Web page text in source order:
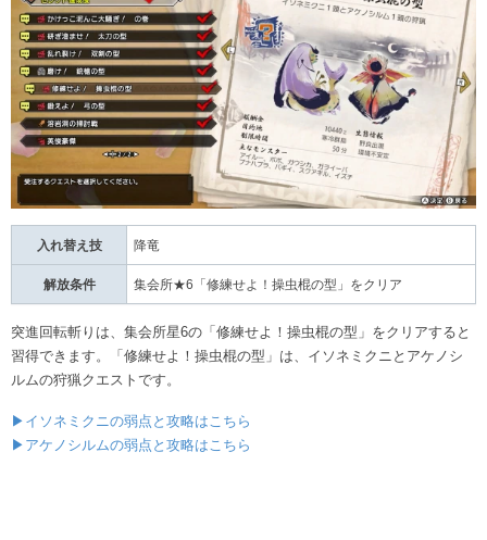
入れ替え技 降竜
解放条件 集会所★6「修練せよ！操虫棍の型」をクリア
突進回転斬りは、集会所星6の「修練せよ！操虫棍の型」をクリアすると
習得できます。「修練せよ！操虫棍の型」は、イソネミクニとアケノシ
ルムの狩猟クエストです。
▶イソネミクニの弱点と攻略はこちら
▶アケノシルムの弱点と攻略はこちら